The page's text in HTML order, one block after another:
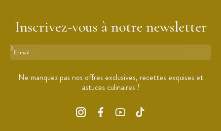
Inscrivez-vous à notre newsletter
Format : adresse@email.com
Ne manquez pas nos offres exclusives, recettes exquises et
astuces culinaires !